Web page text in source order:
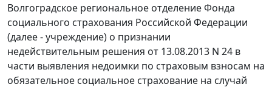
Волгоградское региональное отделение Фонда
социального страхования Российской Федерации
(далее - учреждение) о признании
недействительным решения от 13.08.2013 N 24 в
части выявления недоимки по страховым взносам на
обязательное социальное страхование на случай